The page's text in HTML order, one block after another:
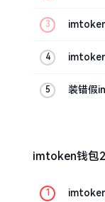
装错假
imtoken钱包